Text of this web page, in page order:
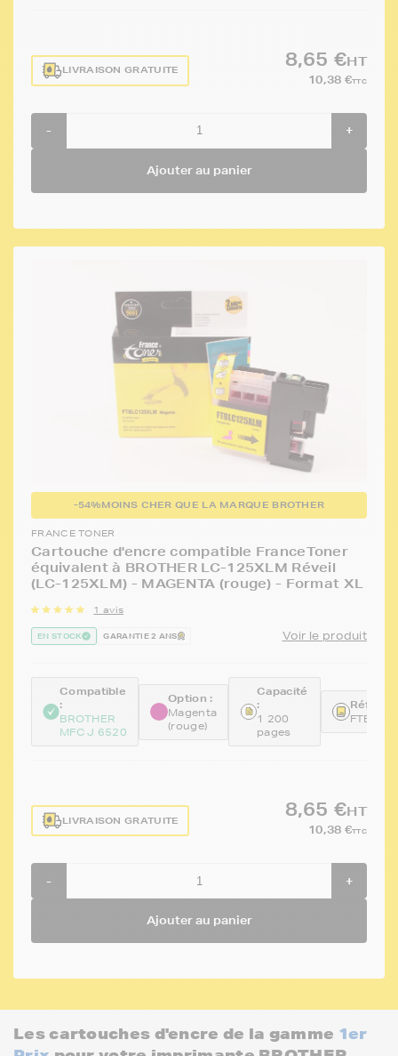
LIVRAISON GRATUITE
8,65 €HT
10,38 €TTC
- +
Ajouter au panier
-54%MOINS CHER QUE LA MARQUE BROTHER
FRANCE TONER
Cartouche d'encre compatible FranceToner
équivalent à BROTHER LC-125XLM Réveil
(LC-125XLM) - MAGENTA (rouge) - Format XL
1 avis
EN STOCK GARANTIE 2 ANS Voir le produit
Compatible
:
BROTHER
MFC J 6520
Option :
Magenta
(rouge)
Capacité
:
1 200
pages
LIVRAISON GRATUITE
8,65 €HT
10,38 €TTC
- +
Ajouter au panier
Les cartouches d'encre de la gamme 1er